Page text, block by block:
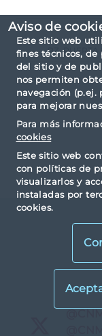
Aviso de
Este sitio web
fines técnicos, de
del sitio y de
nos permiten
navegación (p.ej.
para mejorar
Para más
cookies
Este sitio web
con políticas de
visualizarlos y
instaladas por
cookies.
PZ. PUERTA